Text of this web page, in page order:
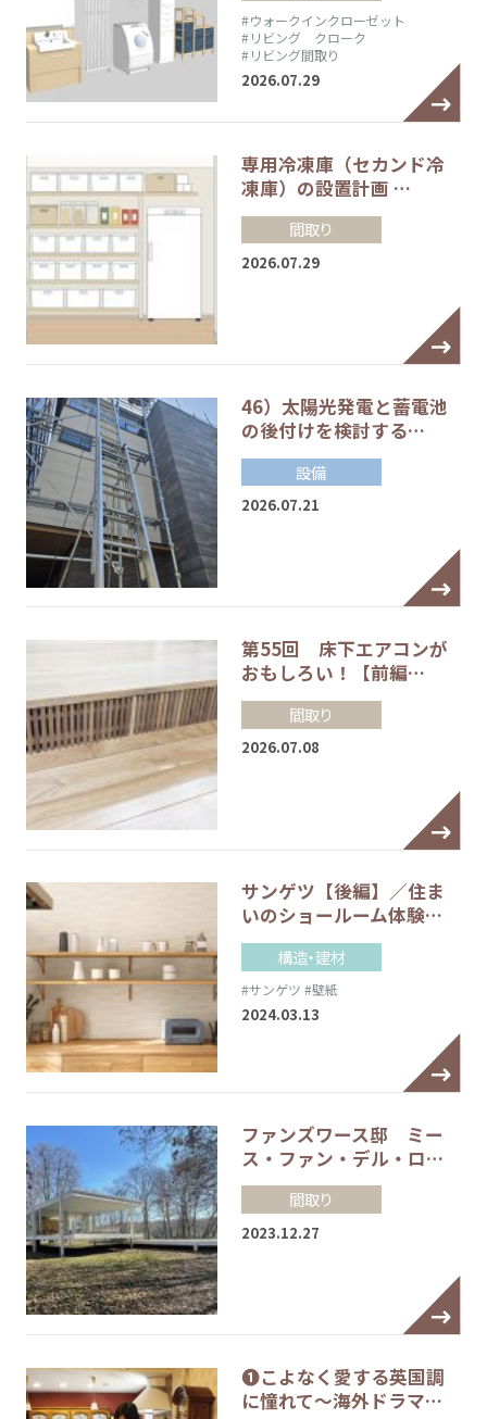
#ウォークインクローゼット
#リビング クローク
#リビング間取り
2026.07.29
専用冷凍庫（セカンド冷
凍庫）の設置計画 …
間取り
2026.07.29
46）太陽光発電と蓄電池
の後付けを検討する…
設備
2026.07.21
第55回 床下エアコンが
おもしろい！【前編…
間取り
2026.07.08
サンゲツ【後編】／住ま
いのショールーム体験…
構造・建材
#サンゲツ #壁紙
2024.03.13
ファンズワース邸 ミー
ス・ファン・デル・ロ…
間取り
2023.12.27
❶こよなく愛する英国調
に憧れて～海外ドラマ…